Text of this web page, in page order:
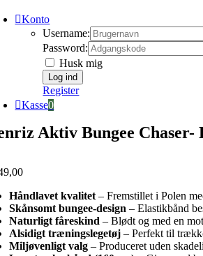
Konto
Username:
Password:
Husk mig
Register
Kasse0
Aktiv Bungee
Håndlavet kvalitet – Fremstillet i Polen
Skånsomt bungee-design – Elastikbånd
Naturligt fåreskind – Blødt og med en
Alsidigt træningslegetøj – Perfekt til
Miljøvenligt valg – Produceret uden